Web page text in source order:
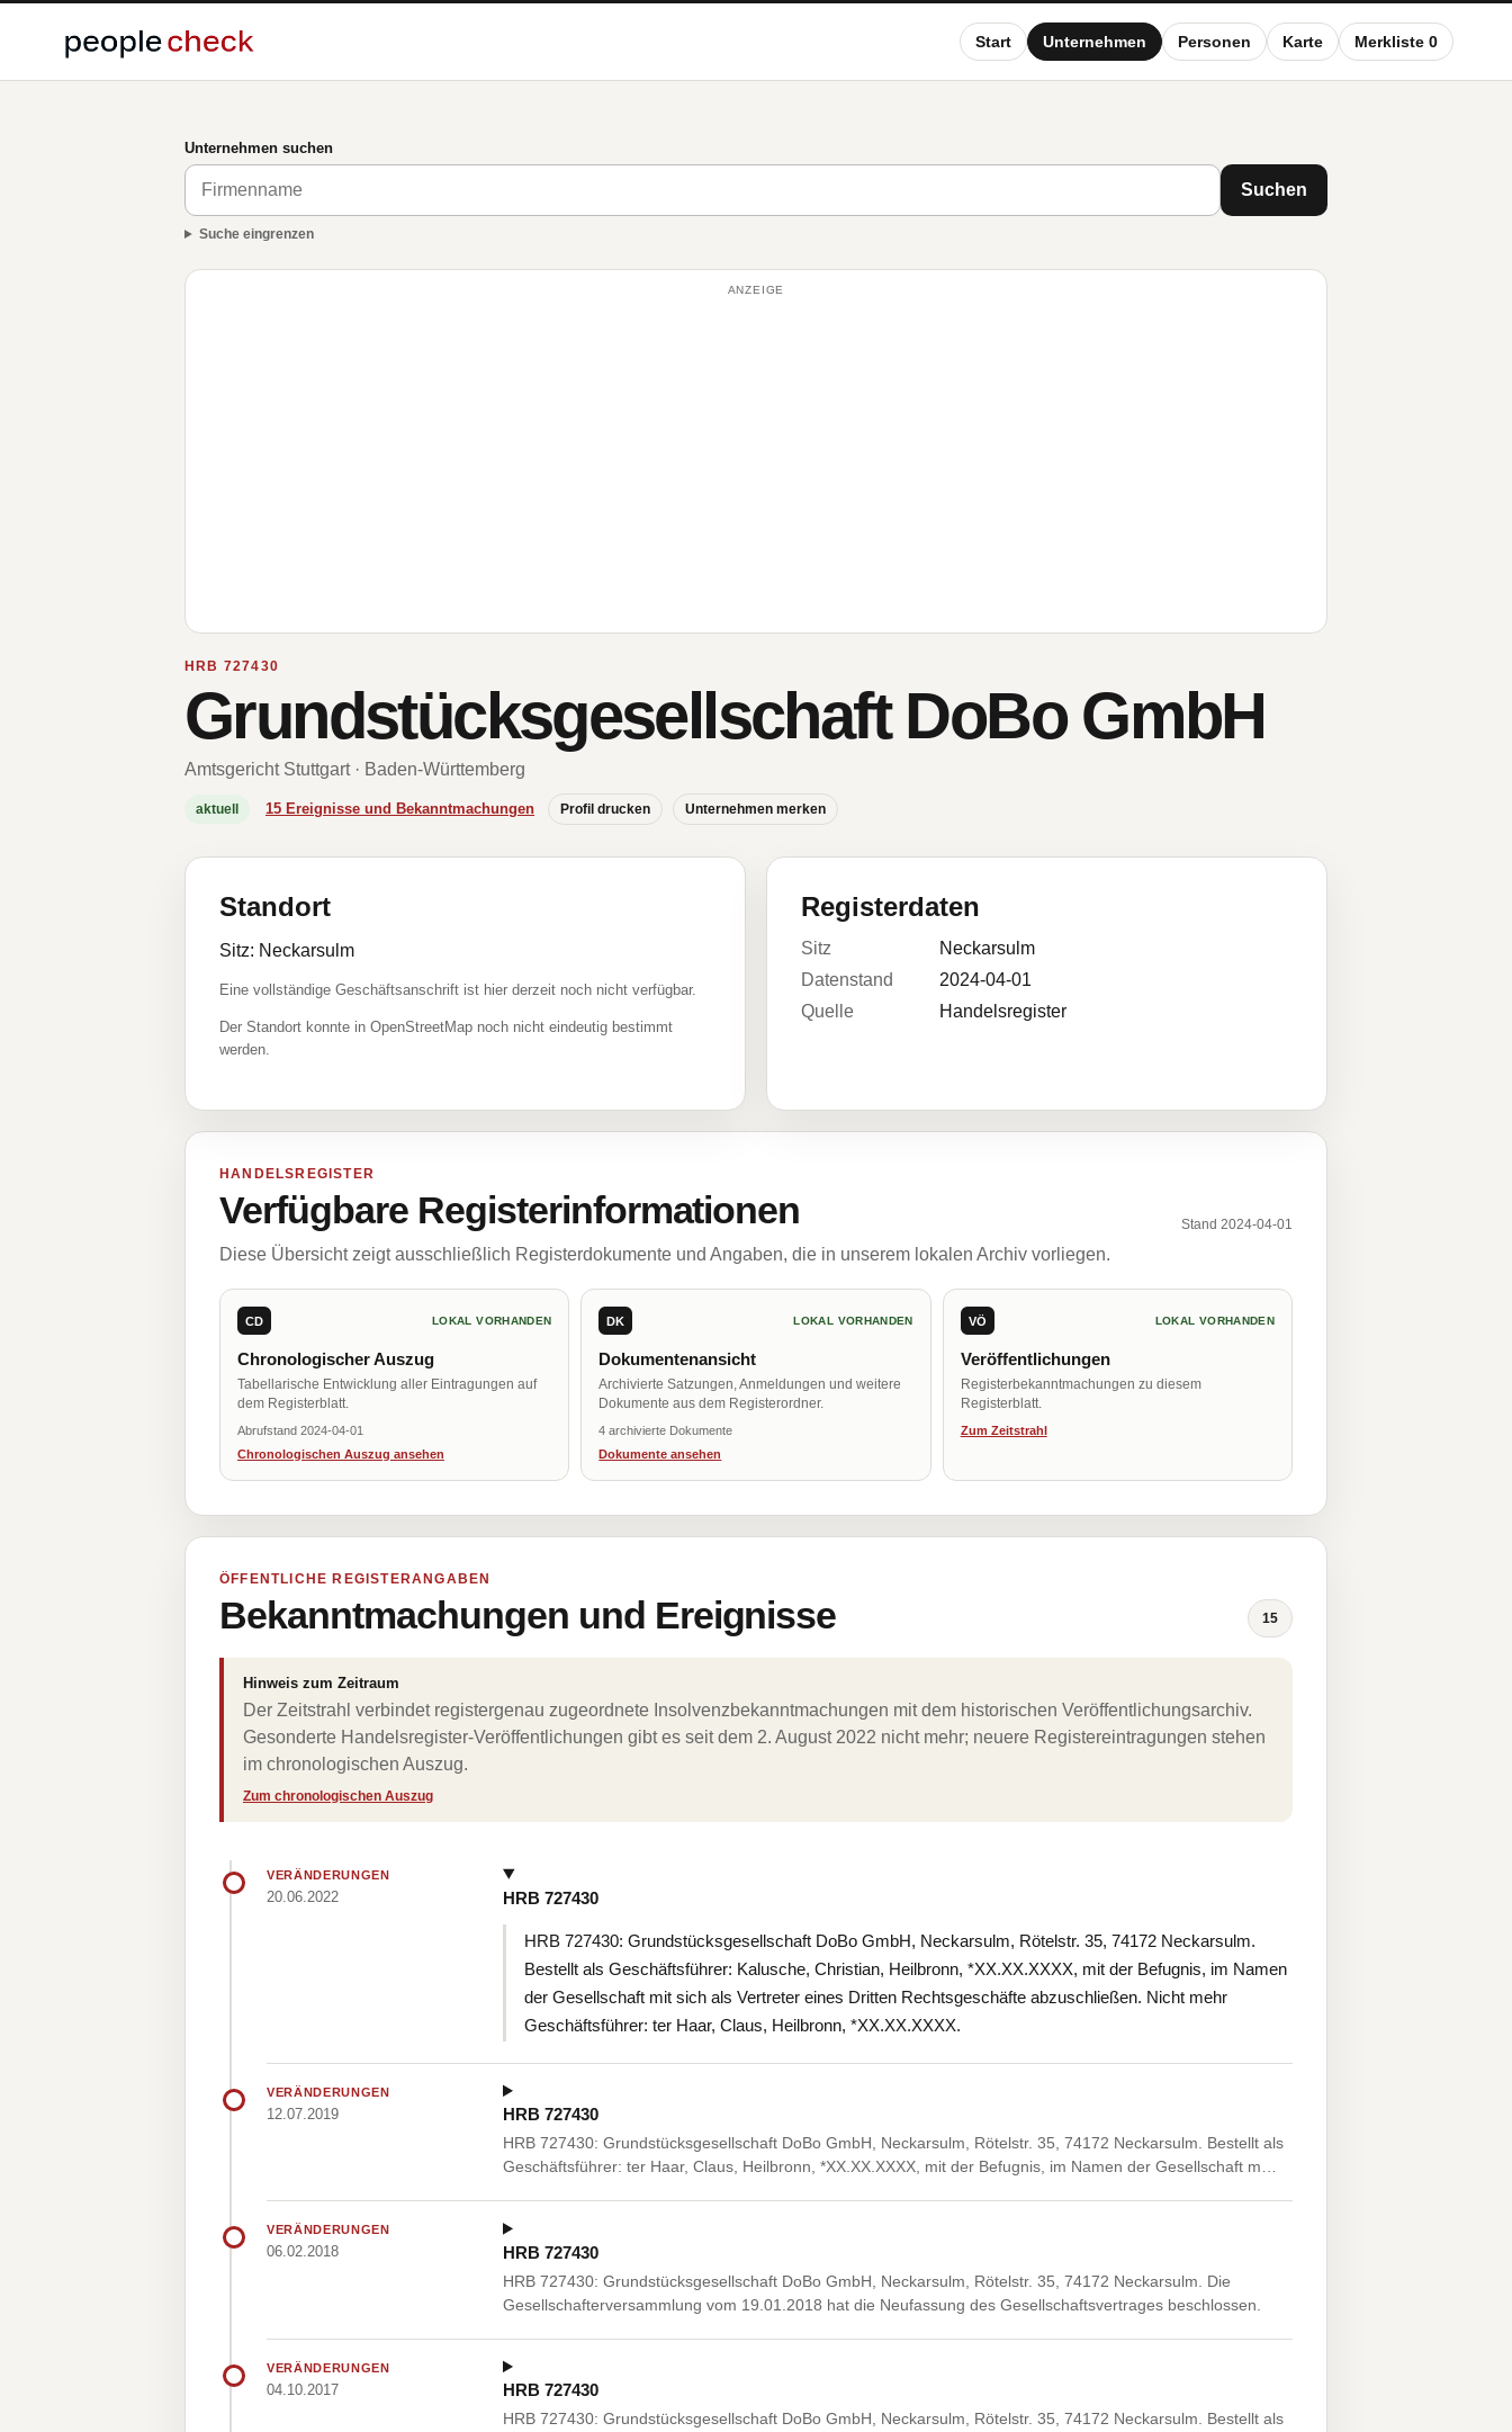
Start Unternehmen Personen Karte Merkliste 0
Unternehmen suchen
Suchen
Suche eingrenzen
ANZEIGE
HRB 727430
Grundstücksgesellschaft DoBo GmbH
Amtsgericht Stuttgart · Baden-Württemberg
aktuell 15 Ereignisse und Bekanntmachungen Profil drucken Unternehmen merken
Standort
Sitz: Neckarsulm
Eine vollständige Geschäftsanschrift ist hier derzeit noch nicht verfügbar.
Der Standort konnte in OpenStreetMap noch nicht eindeutig bestimmt
werden.
Registerdaten
Sitz
Neckarsulm
Datenstand
2024-04-01
Quelle
Handelsregister
HANDELSREGISTER
Verfügbare Registerinformationen Stand 2024-04-01
Diese Übersicht zeigt ausschließlich Registerdokumente und Angaben, die in unserem lokalen Archiv vorliegen.
CD LOKAL VORHANDEN
Chronologischer Auszug
Tabellarische Entwicklung aller Eintragungen auf
dem Registerblatt.
Abrufstand 2024-04-01
Chronologischen Auszug ansehen
DK LOKAL VORHANDEN
Dokumentenansicht
Archivierte Satzungen, Anmeldungen und weitere
Dokumente aus dem Registerordner.
4 archivierte Dokumente
Dokumente ansehen
VÖ LOKAL VORHANDEN
Veröffentlichungen
Registerbekanntmachungen zu diesem
Registerblatt.
Zum Zeitstrahl
ÖFFENTLICHE REGISTERANGABEN
Bekanntmachungen und Ereignisse 15
Hinweis zum Zeitraum
Der Zeitstrahl verbindet registergenau zugeordnete Insolvenzbekanntmachungen mit dem historischen Veröffentlichungsarchiv.
Gesonderte Handelsregister-Veröffentlichungen gibt es seit dem 2. August 2022 nicht mehr; neuere Registereintragungen stehen
im chronologischen Auszug.
Zum chronologischen Auszug
VERÄNDERUNGEN
20.06.2022 HRB 727430
HRB 727430: Grundstücksgesellschaft DoBo GmbH, Neckarsulm, Rötelstr. 35, 74172 Neckarsulm.
Bestellt als Geschäftsführer: Kalusche, Christian, Heilbronn, *XX.XX.XXXX, mit der Befugnis, im Namen
der Gesellschaft mit sich als Vertreter eines Dritten Rechtsgeschäfte abzuschließen. Nicht mehr
Geschäftsführer: ter Haar, Claus, Heilbronn, *XX.XX.XXXX.
VERÄNDERUNGEN
12.07.2019 HRB 727430
HRB 727430: Grundstücksgesellschaft DoBo GmbH, Neckarsulm, Rötelstr. 35, 74172 Neckarsulm. Bestellt als
Geschäftsführer: ter Haar, Claus, Heilbronn, *XX.XX.XXXX, mit der Befugnis, im Namen der Gesellschaft m…
VERÄNDERUNGEN
06.02.2018 HRB 727430
HRB 727430: Grundstücksgesellschaft DoBo GmbH, Neckarsulm, Rötelstr. 35, 74172 Neckarsulm. Die
Gesellschafterversammlung vom 19.01.2018 hat die Neufassung des Gesellschaftsvertrages beschlossen.
VERÄNDERUNGEN
04.10.2017 HRB 727430
HRB 727430: Grundstücksgesellschaft DoBo GmbH, Neckarsulm, Rötelstr. 35, 74172 Neckarsulm. Bestellt als